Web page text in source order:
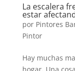
La escalera
estar
por Pintores
Pintor
Hay muchas